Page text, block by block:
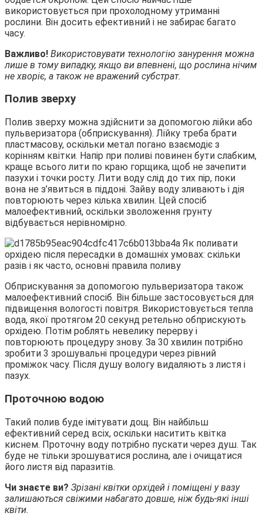
використовується при прохолодному утриманні
рослини. Він досить ефективний і не забирає багато
часу.
Важливо! Використовувати технологію занурення можна
лише в тому випадку, якщо ви впевнені, що рослина нічим
не хворіє, а також не вражений субстрат.
Полив зверху
Полив зверху можна здійснити за допомогою лійки або
пульверизатора (обприскування). Лійку треба брати
пластмасову, оскільки метал погано взаємодіє з
корінням квітки. Напір при поливі повинен бути слабким,
краще всього лити по краю горщика, щоб не зачепити
пазухи і точки росту. Лити воду слід до тих пір, поки
вона не з’явиться в піддоні. Зайву воду зливають і дія
повторюють через кілька хвилин. Цей спосіб
малоефективний, оскільки зволоження грунту
відбувається нерівномірно.
Обприскування за допомогою пульверизатора також
малоефективний спосіб. Він більше застосовується для
підвищення вологості повітря. Використовується тепла
вода, якої протягом 20 секунд ретельно обприскують
орхідею. Потім роблять невелику перерву і
повторюють процедуру знову. За 30 хвилин потрібно
зробити 3 зрошувальні процедури через рівний
проміжок часу. Після душу вологу видаляють з листя і
пазух.
Проточною водою
Такий полив буде імітувати дощ. Він найбільш
ефективний серед всіх, оскільки наситить квітка
киснем. Проточну воду потрібно пускати через душ. Так
буде не тільки зрошуватися рослина, але і очищатися
його листя від паразитів.
Чи знаєте ви? Зрізані квітки орхідей і поміщені у вазу
залишаються свіжими набагато довше, ніж будь-які інші
квіти.